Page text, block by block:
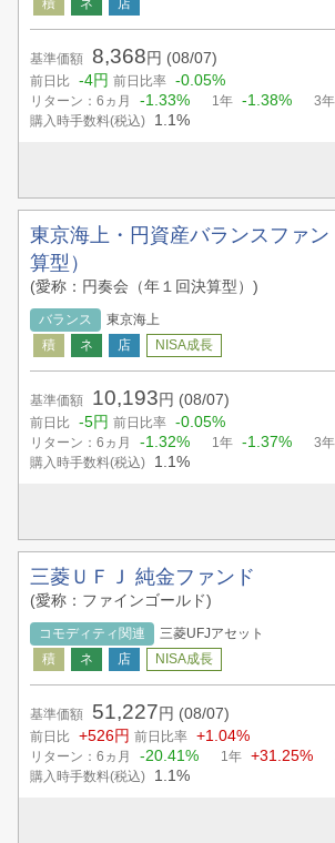
基準価額 8,368 円 (08/07)
前日比 -4円 前日比率 -0.05%
リターン：6ヵ月 -1.33% 1年 -1.38% 3
購入時手数料(税込) 1.1%
東京海上・円資産バランスファ
算型）
(愛称：円奏会（年１回決算型）)
バランス 東京海上
基準価額 10,193 円 (08/07)
前日比 -5円 前日比率 -0.05%
リターン：6ヵ月 -1.32% 1年 -1.37% 3
購入時手数料(税込) 1.1%
三菱ＵＦＪ 純金ファンド
(愛称：ファインゴールド)
コモディティ関連 三菱UFJアセット
基準価額 51,227 円 (08/07)
前日比 +526円 前日比率 +1.04%
リターン：6ヵ月 -20.41% 1年 +31.25%
購入時手数料(税込) 1.1%